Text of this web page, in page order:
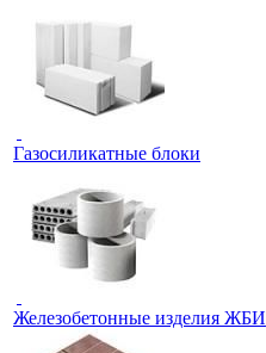
Газосиликатные блоки
Железобетонные изделия ЖБИ